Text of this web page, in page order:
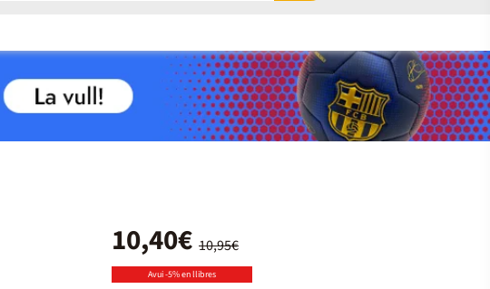
10,95€
10,40€
Avui -5% en llibres